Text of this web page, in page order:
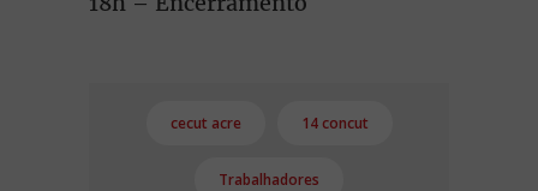
cecut acre 14 concut
Trabalhadores